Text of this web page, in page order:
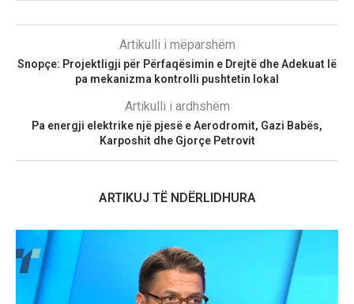
Artikulli i mëparshëm
Snopçe: Projektligji për Përfaqësimin e Drejtë dhe Adekuat lë
pa mekanizma kontrolli pushtetin lokal
Artikulli i ardhshëm
Pa energji elektrike një pjesë e Aerodromit, Gazi Babës,
Karposhit dhe Gjorçe Petrovit
ARTIKUJ TË NDËRLIDHURA